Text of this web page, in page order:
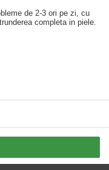
de 2-3 ori pe zi, cu
completa in piele.